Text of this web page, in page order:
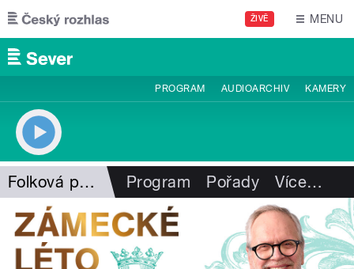
Přejít k hlavnímu obsahu
ŽIVĚ MENU
PROGRAM AUDIOARCHIV KAMERY
Folková pohlazení Program Pořady Více…